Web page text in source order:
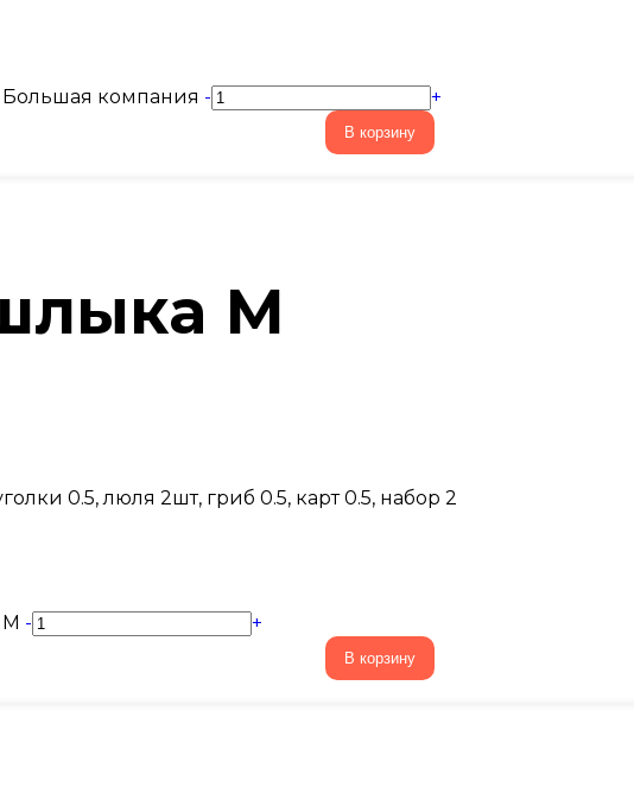
Большая компания - +
В корзину
М
0.5, люля 2шт, гриб 0.5, карт 0.5, набор 2
М - +
В корзину